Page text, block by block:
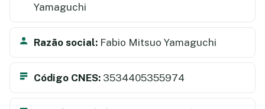
Yamaguchi
Razão social: Fabio Mitsuo Yamaguchi
Código CNES: 3534405355974